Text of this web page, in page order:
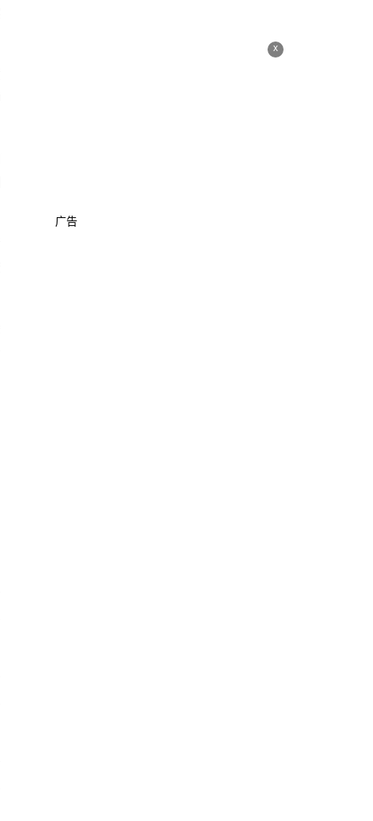
x
广告